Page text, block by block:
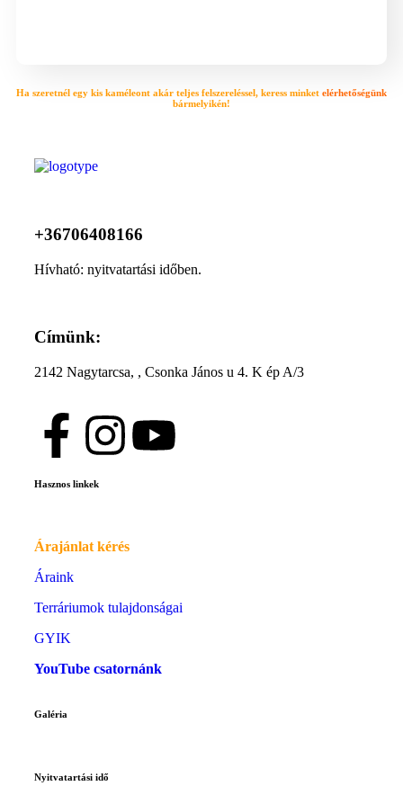
Ha szeretnél egy kis kaméleont akár teljes felszereléssel, keress minket elérhetőségünk
bármelyikén!
+36706408166
Hívható: nyitvatartási időben.
Címünk:
2142 Nagytarcsa, , Csonka János u 4. K ép A/3
Hasznos linkek
Árajánlat kérés
Áraink
Terráriumok tulajdonságai
GYIK
YouTube csatornánk
Galéria
Nyitvatartási idő